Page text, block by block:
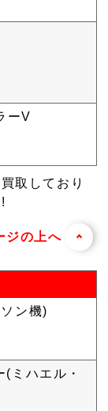
ーV
取しており
ジの上へ
ン機)
ミハエル・